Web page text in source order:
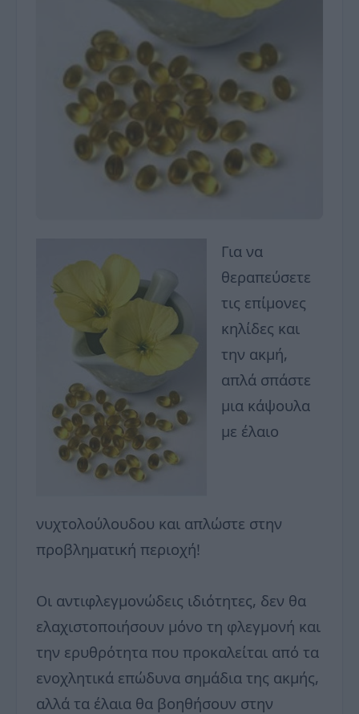
Για να
θεραπεύσετε
τις επίμονες
κηλίδες και
την ακμή,
απλά σπάστε
μια κάψουλα
με έλαιο
νυχτολούλουδου και απλώστε στην
προβληματική περιοχή!
Οι αντιφλεγμονώδεις ιδιότητες, δεν θα
ελαχιστοποιήσουν μόνο τη φλεγμονή και
την ερυθρότητα που προκαλείται από τα
ενοχλητικά επώδυνα σημάδια της ακμής,
αλλά τα έλαια θα βοηθήσουν στην